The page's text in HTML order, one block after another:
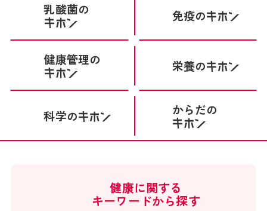
乳酸菌の 免疫の
健康管理の 栄養の
科学の からだの
健康に関する
キーワードから探す